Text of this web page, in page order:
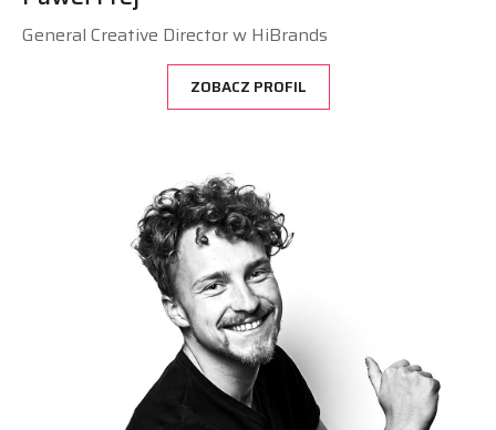
General Creative Director w HiBrands
ZOBACZ PROFIL